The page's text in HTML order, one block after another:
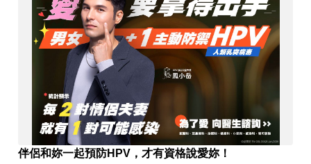
伴侶和妳一起預防HPV，才有資格說愛妳！